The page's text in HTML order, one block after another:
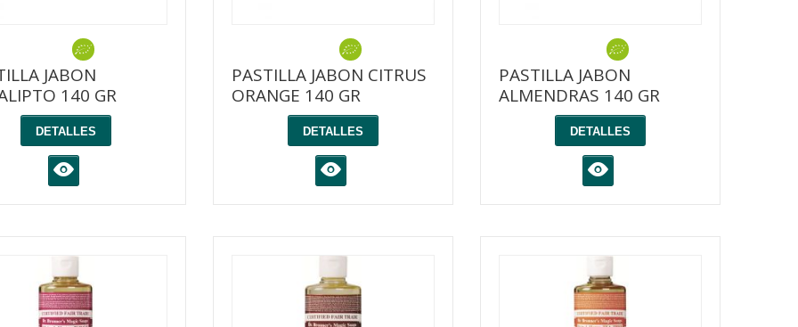
JABON
140 GR
DETALLES
K
PASTILLA JABON CITRUS
ORANGE 140 GR
DETALLES
K
PASTILLA JABON
ALMENDRAS 140 GR
DETALLES
K